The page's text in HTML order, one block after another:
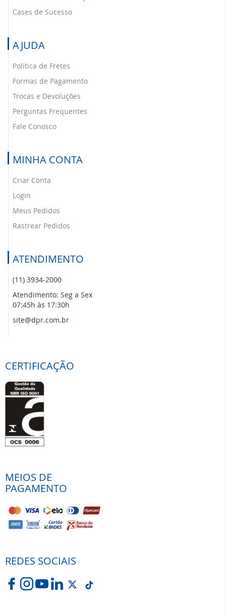
Cases de Sucesso
AJUDA
Política de Fretes
Formas de Pagamento
Trocas e Devoluções
Perguntas Frequentes
Fale Conosco
MINHA CONTA
Criar Conta
Login
Meus Pedidos
Rastrear Pedidos
ATENDIMENTO
(11) 3934-2000
Atendimento: Seg a Sex
07:45h às 17:30h
site@dpr.com.br
CERTIFICAÇÃO
MEIOS DE
PAGAMENTO
REDES SOCIAIS